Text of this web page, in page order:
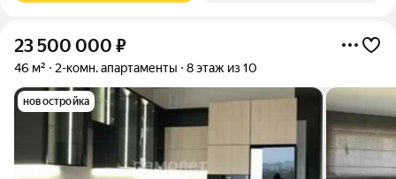
23 500 000 ₽
46 м² 2-комн. апартаменты 8 этаж из 10
новостройка